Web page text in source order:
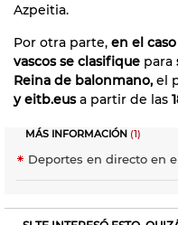
Azpeitia.
Por otra parte, en el
vascos se clasifique para
Reina de balonmano, el
y eitb.eusa partir de las
MÁS INFORMACIÓN (1)
Deportes en directo en